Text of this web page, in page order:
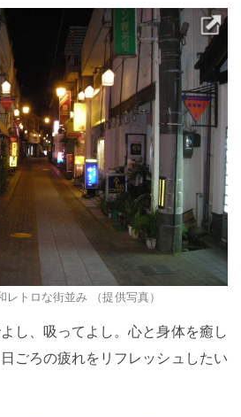
レトロな街並み （提供写真）
し、吸ってよし。心と身体を癒し
ごろの疲れをリフレッシュしたい